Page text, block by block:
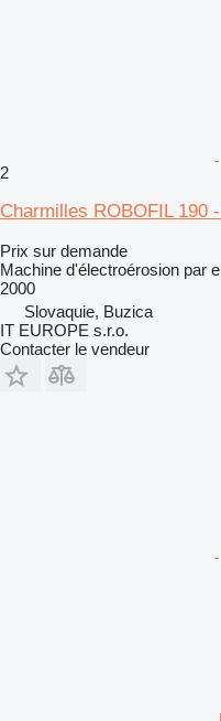
2
Charmilles ROBOFIL 190
Prix sur demande
Machine d'électroérosion par
2000
Slovaquie, Buzica
IT EUROPE s.r.o.
Contacter le vendeur